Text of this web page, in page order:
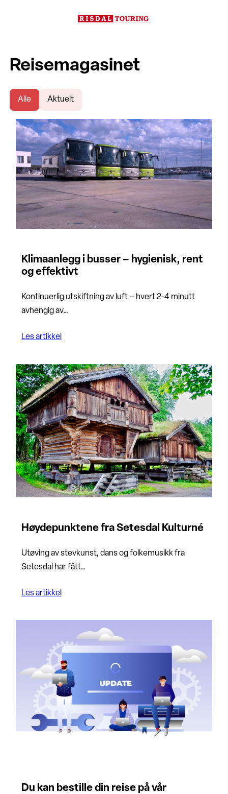
Reisemagasinet
Alle Aktuelt
Klimaanlegg i busser – hygienisk, rent
og effektivt
Kontinuerlig utskiftning av luft – hvert 2-4 minutt
avhengig av…
Les artikkel
Høydepunktene fra Setesdal Kulturné
Utøving av stevkunst, dans og folkemusikk fra
Setesdal har fått…
Les artikkel
Du kan bestille din reise på vår